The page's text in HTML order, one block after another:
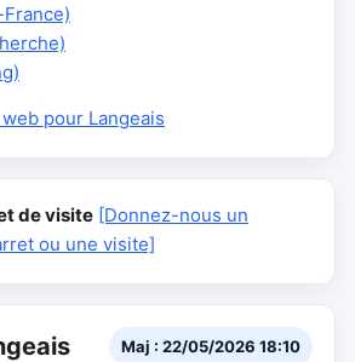
pour Langeais
de visite [Donnez-nous un
ou une visite]
Maj : 22/05/2026 18:10